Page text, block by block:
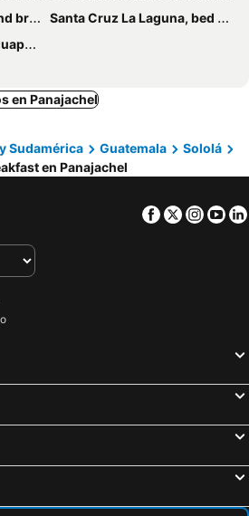
Santa Cruz La Laguna, bed and breakfasts
en Panajachel
Sudamérica Guatemala
Sololá
en Panajachel
Facebook
Twitter